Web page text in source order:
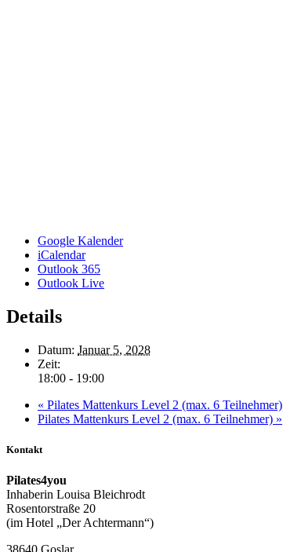
Google Kalender
iCalendar
Outlook 365
Outlook Live
Details
Datum: Januar 5, 2028
Zeit:
18:00 - 19:00
« Pilates Mattenkurs Level 2 (max. 6 Teilnehmer)
Pilates Mattenkurs Level 2 (max. 6 Teilnehmer) »
Kontakt
Pilates4you
Inhaberin Louisa Bleichrodt
Rosentorstraße 20
(im Hotel „Der Achtermann“)